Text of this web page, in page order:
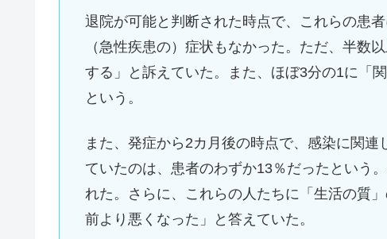
退院が可能と判断された時点で、これらの患
（急性疾患の）症状もなかった。ただ、半数
する」と訴えていた。また、ほぼ3分の1に「
という。
また、発症から2カ月後の時点で、感染に関
ていたのは、患者のわずか13％だったという
れた。さらに、これらの人たちに「生活の質
前より悪くなった」と答えていた。